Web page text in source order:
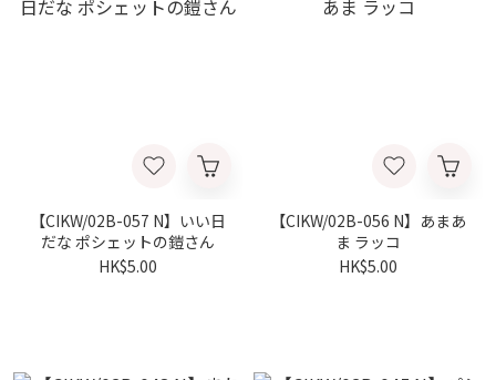
【CIKW/02B-057 N】いい日
だな ポシェットの鎧さん
HK$5.00
【CIKW/02B-056 N】あまあ
ま ラッコ
HK$5.00